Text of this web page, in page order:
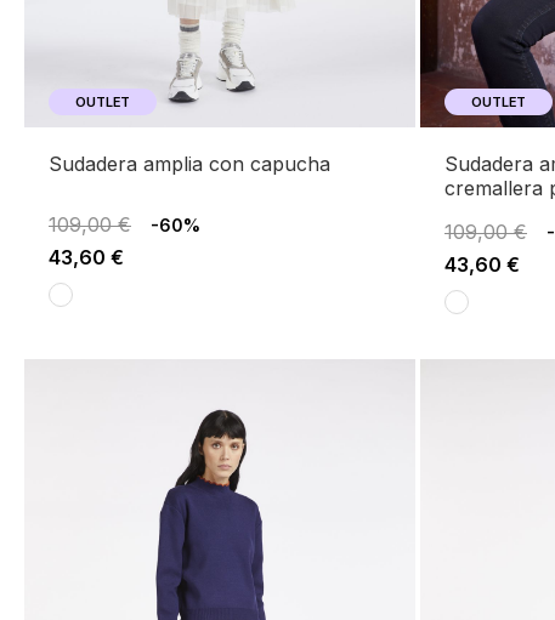
OUTLET
sudadera amplia con capucha
109,00 € -60%
43,60 €
OUTLET
sudadera amplia de cuello alto y
cremallera
109,00 €
43,60 €